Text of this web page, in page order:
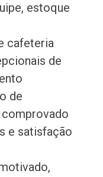
estoque
cafeteria
de
de
e satisfação